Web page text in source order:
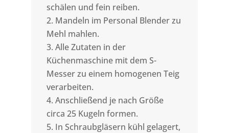
schälen und fein reiben.
Mandeln im Personal Blender zu
Mehl mahlen.
Alle Zutaten in der
Küchenmaschine mit dem S-
Messer zu einem homogenen Teig
verarbeiten.
Anschließend je nach Größe
circa 25 Kugeln formen.
In Schraubgläsern kühl gelagert,